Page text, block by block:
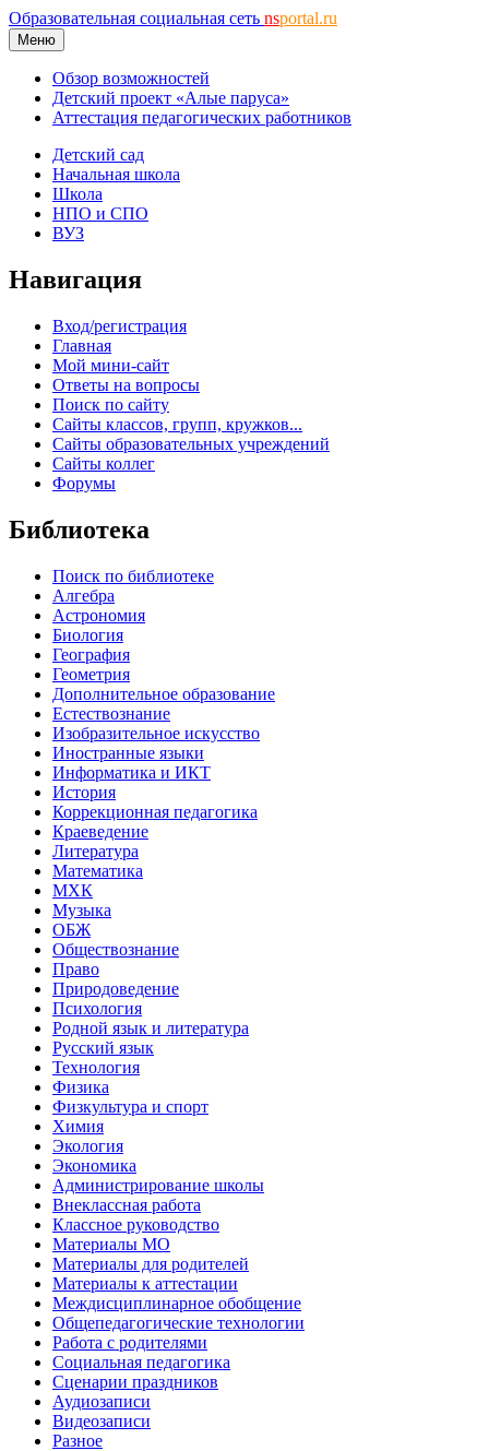
Образовательная социальная сеть nsportal.ru
Меню
Обзор возможностей
Детский проект «Алые паруса»
Аттестация педагогических работников
Детский сад
Начальная школа
Школа
НПО и СПО
ВУЗ
Навигация
Вход/регистрация
Главная
Мой мини-сайт
Ответы на вопросы
Поиск по сайту
Сайты классов, групп, кружков...
Сайты образовательных учреждений
Сайты коллег
Форумы
Библиотека
Поиск по библиотеке
Алгебра
Астрономия
Биология
География
Геометрия
Дополнительное образование
Естествознание
Изобразительное искусство
Иностранные языки
Информатика и ИКТ
История
Коррекционная педагогика
Краеведение
Литература
Математика
МХК
Музыка
ОБЖ
Обществознание
Право
Природоведение
Психология
Родной язык и литература
Русский язык
Технология
Физика
Физкультура и спорт
Химия
Экология
Экономика
Администрирование школы
Внеклассная работа
Классное руководство
Материалы МО
Материалы для родителей
Материалы к аттестации
Междисциплинарное обобщение
Общепедагогические технологии
Работа с родителями
Социальная педагогика
Сценарии праздников
Аудиозаписи
Видеозаписи
Разное